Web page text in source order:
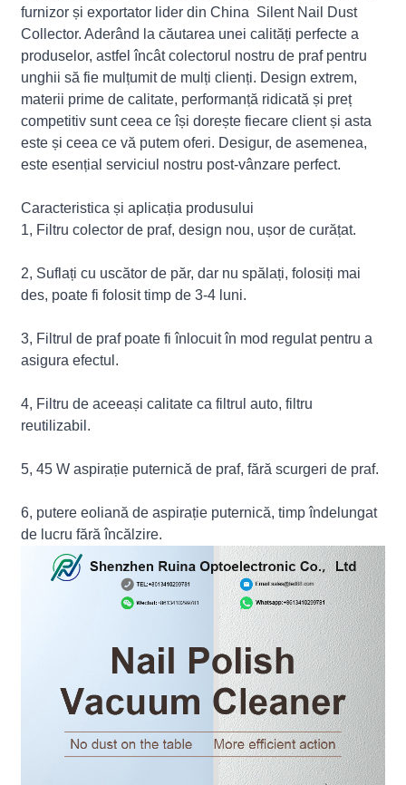
furnizor și exportator lider din China Silent Nail Dust
Collector. Aderând la căutarea unei calități perfecte a
produselor, astfel încât colectorul nostru de praf pentru
unghii să fie mulțumit de mulți clienți. Design extrem,
materii prime de calitate, performanță ridicată și preț
competitiv sunt ceea ce își dorește fiecare client și asta
este și ceea ce vă putem oferi. Desigur, de asemenea,
este esențial serviciul nostru post-vânzare perfect.
Caracteristica și aplicația produsului
1, Filtru colector de praf, design nou, ușor de curățat.
2, Suflați cu uscător de păr, dar nu spălați, folosiți mai
des, poate fi folosit timp de 3-4 luni.
3, Filtrul de praf poate fi înlocuit în mod regulat pentru a
asigura efectul.
4, Filtru de aceeași calitate ca filtrul auto, filtru
reutilizabil.
5, 45 W aspirație puternică de praf, fără scurgeri de praf.
6, putere eoliană de aspirație puternică, timp îndelungat
de lucru fără încălzire.